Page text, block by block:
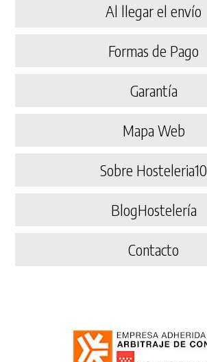
Al llegar el envío
Formas de Pago
Garantía
Mapa Web
Sobre Hosteleria10
BlogHostelería
Contacto